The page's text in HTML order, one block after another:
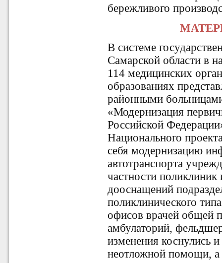
бережливого
В системе
Самарской области в
114 медицинских
образованиях
районными
«Модернизация
Российской
Национального
себя модернизацию
автотранспорта
частности
дооснащений
поликлинического
офисов врачей общей
амбулаторий,
изменения коснулись
неотложной помощи, а